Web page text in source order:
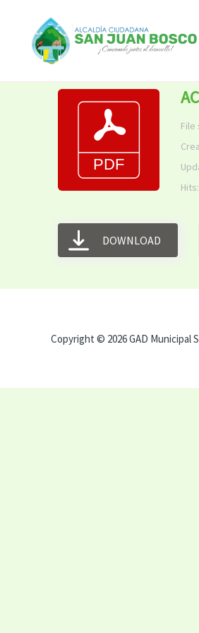
contenido
File
DOWNLOAD
Copyright © 2026 GAD Municipal